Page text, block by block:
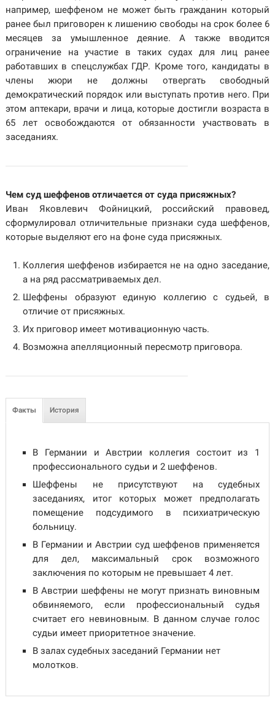
например, шеффеном не может быть гражданин который
ранее был приговорен к лишению свободы на срок более 6
месяцев за умышленное деяние. А также вводится
ограничение на участие в таких судах для лиц ранее
работавших в спецслужбах ГДР. Кроме того, кандидаты в
члены жюри не должны отвергать свободный
демократический порядок или выступать против него. При
этом аптекари, врачи и лица, которые достигли возраста в
65 лет освобождаются от обязанности участвовать в
заседаниях.
Чем суд шеффенов отличается от суда присяжных?
Иван Яковлевич Фойницкий, российский правовед,
сформулировал отличительные признаки суда шеффенов,
которые выделяют его на фоне суда присяжных.
Коллегия шеффенов избирается не на одно заседание,
а на ряд рассматриваемых дел.
Шеффены образуют единую коллегию с судьей, в
отличие от присяжных.
Их приговор имеет мотивационную часть.
Возможна апелляционный пересмотр приговора.
Факты История
В Германии и Австрии коллегия состоит из 1
профессионального судьи и 2 шеффенов.
Шеффены не присутствуют на судебных
заседаниях, итог которых может предполагать
помещение подсудимого в психиатрическую
больницу.
В Германии и Австрии суд шеффенов применяется
для дел, максимальный срок возможного
заключения по которым не превышает 4 лет.
В Австрии шеффены не могут признать виновным
обвиняемого, если профессиональный судья
считает его невиновным. В данном случае голос
судьи имеет приоритетное значение.
В залах судебных заседаний Германии нет
молотков.